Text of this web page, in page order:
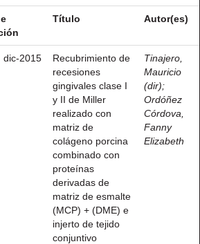
Título Autor(es)
dic-2015
Recubrimiento de
recesiones
gingivales clase I
y II de Miller
realizado con
matriz de
colágeno porcina
combinado con
proteínas
derivadas de
matriz de esmalte
(MCP) + (DME) e
injerto de tejido
conjuntivo
Tinajero,
Mauricio
(dir);
Ordóñez
Córdova,
Fanny
Elizabeth